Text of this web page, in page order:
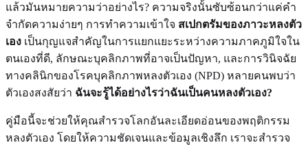
แล้วมันหมายความว่าอย่างไร? ความจริงนั้นซับซ้อนกว่าแค่คำ
จำกัดความง่ายๆ การทำความเข้าใจ สเปกตรัมของภาวะหลงตัว
เอง เป็นกุญแจสำคัญในการแยกแยะระหว่างความภาคภูมิใจใน
ตนเองที่ดี, ลักษณะบุคลิกภาพที่อาจเป็นปัญหา, และการวินิจฉัย
ทางคลินิกของโรคบุคลิกภาพหลงตัวเอง (NPD) หลายคนพบว่า
ตัวเองสงสัยว่า ฉันจะรู้ได้อย่างไรว่าฉันเป็นคนหลงตัวเอง?
คู่มือนี้จะช่วยให้คุณสำรวจโลกอันละเอียดอ่อนของพฤติกรรม
หลงตัวเอง โดยให้ความชัดเจนและข้อมูลเชิงลึก เราจะสำรวจ